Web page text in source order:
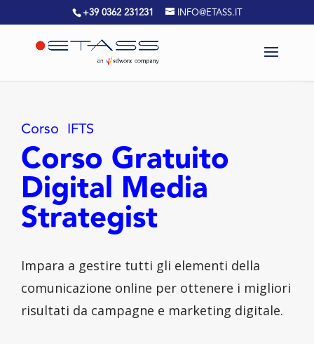
+39 0362 231231 INFO@ETASS.IT
Corso IFTS
Corso Gratuito
Digital Media
Strategist
Impara a gestire tutti gli elementi della
comunicazione online per ottenere i migliori
risultati da campagne e marketing digitale.